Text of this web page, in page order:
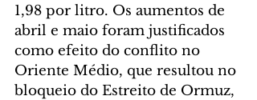
1,98 por litro. Os aumentos de
abril e maio foram justificados
como efeito do conflito no
Oriente Médio, que resultou no
bloqueio do Estreito de Ormuz,